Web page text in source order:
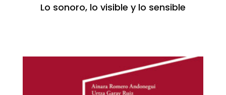
Lo sonoro, lo visible y lo sensible